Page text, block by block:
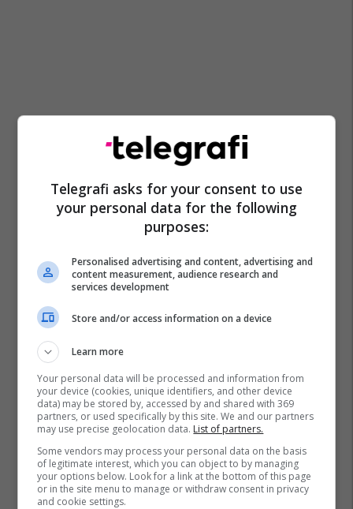
Telegrafi asks for your consent to use
your personal data for the following
purposes:
Personalised advertising and content, advertising and
content measurement, audience research and
services development
Store and/or access information on a device
Learn more
Your personal data will be processed and information from
your device (cookies, unique identifiers, and other device
data) may be stored by, accessed by and shared with 369
partners, or used specifically by this site. We and our partners
may use precise geolocation data. List of partners.
Some vendors may process your personal data on the basis
of legitimate interest, which you can object to by managing
your options below. Look for a link at the bottom of this page
or in the site menu to manage or withdraw consent in privacy
and cookie settings.